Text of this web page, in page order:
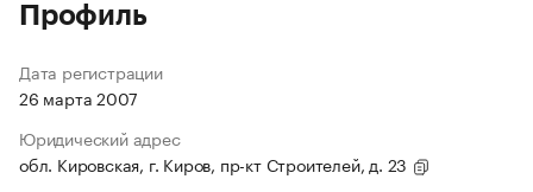
Профиль
Дата регистрации
26 марта 2007
Юридический адрес
обл. Кировская, г. Киров, пр-кт Строителей, д. 23